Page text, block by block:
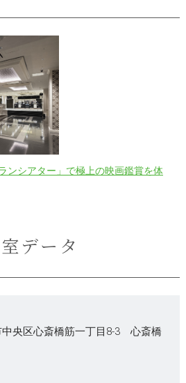
ンシアター」で極上の映画鑑賞を体
データ
中央区心斎橋筋一丁目8-3 心斎橋